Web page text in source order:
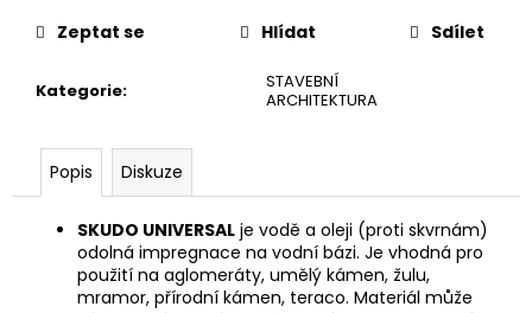
Kategorie:
STAVEBNÍ
ARCHITEKTURA
Zeptat se Hlídat Sdílet
Popis Diskuze
SKUDO UNIVERSAL je vodě a oleji (proti skvrnám)
odolná impregnace na vodní bázi. Je vhodná pro
použití na aglomeráty, umělý kámen, žulu,
mramor, přírodní kámen, teraco. Materiál může
č
e